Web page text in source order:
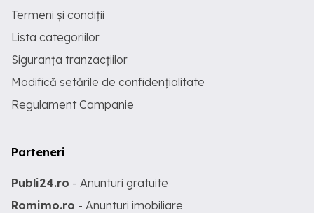
Termeni și condiții
Lista categoriilor
Siguranța tranzacțiilor
Modifică setările de confidențialitate
Regulament Campanie
Parteneri
Publi24.ro - Anunturi gratuite
Romimo.ro - Anunturi imobiliare